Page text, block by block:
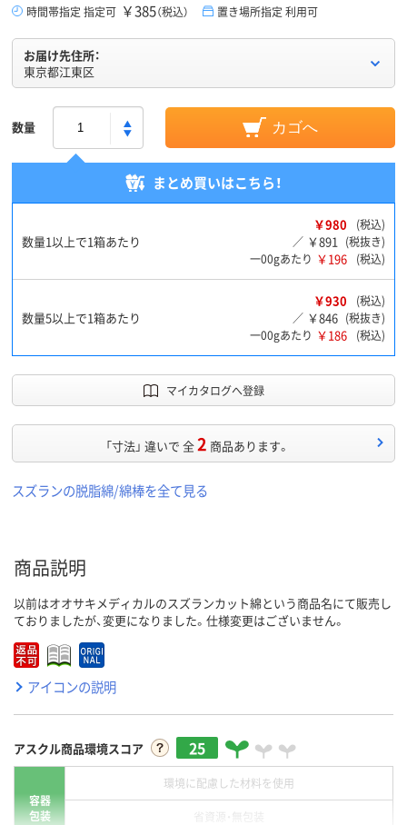
時間帯指定 指定可 ￥385（税込） 置き場所指定 利用可
お届け先住所：
東京都江東区
数量 カゴへ
まとめ買いはこちら！
数量1以上で1箱あたり
￥980
(税込)
／ ￥891 (税抜き)
一00gあたり ￥196 (税込)
数量5以上で1箱あたり
￥930
(税込)
／ ￥846 (税抜き)
一00gあたり ￥186 (税込)
マイカタログへ登録
「寸法」 違いで 全2 商品あります。
スズランの脱脂綿/綿棒を全て見る
商品説明
以前はオオサキメディカルのスズランカット綿という商品名にて販売し
ておりましたが、変更になりました。仕様変更はございません。
アイコンの説明
アスクル商品環境スコア 25
容器
包装
環境に配慮した材料を使用